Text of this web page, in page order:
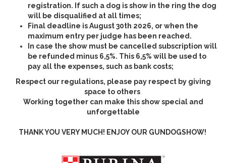
registration. If such a dog is show in the ring the dog
will be disqualified at all times;
Final deadline is August 30th 2026, or when the
maximum entry per judge has been reached.
In case the show must be cancelled subscription will
be refunded minus 6,5%. This 6,5% will be used to
pay all the expenses, such as bank costs;
Respect our regulations, please pay respect by giving
space to others
Working together can make this show special and
unforgettable
THANK YOU VERY MUCH! ENJOY OUR GUNDOGSHOW!